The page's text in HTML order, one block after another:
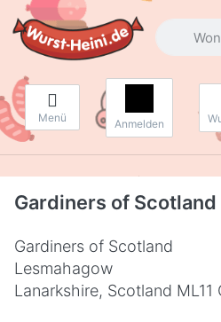
Geben
Menü Anmelden
Gardiners of Scotland
Gardiners of Scotland
Lesmahagow
Lanarkshire, Scotland ML11